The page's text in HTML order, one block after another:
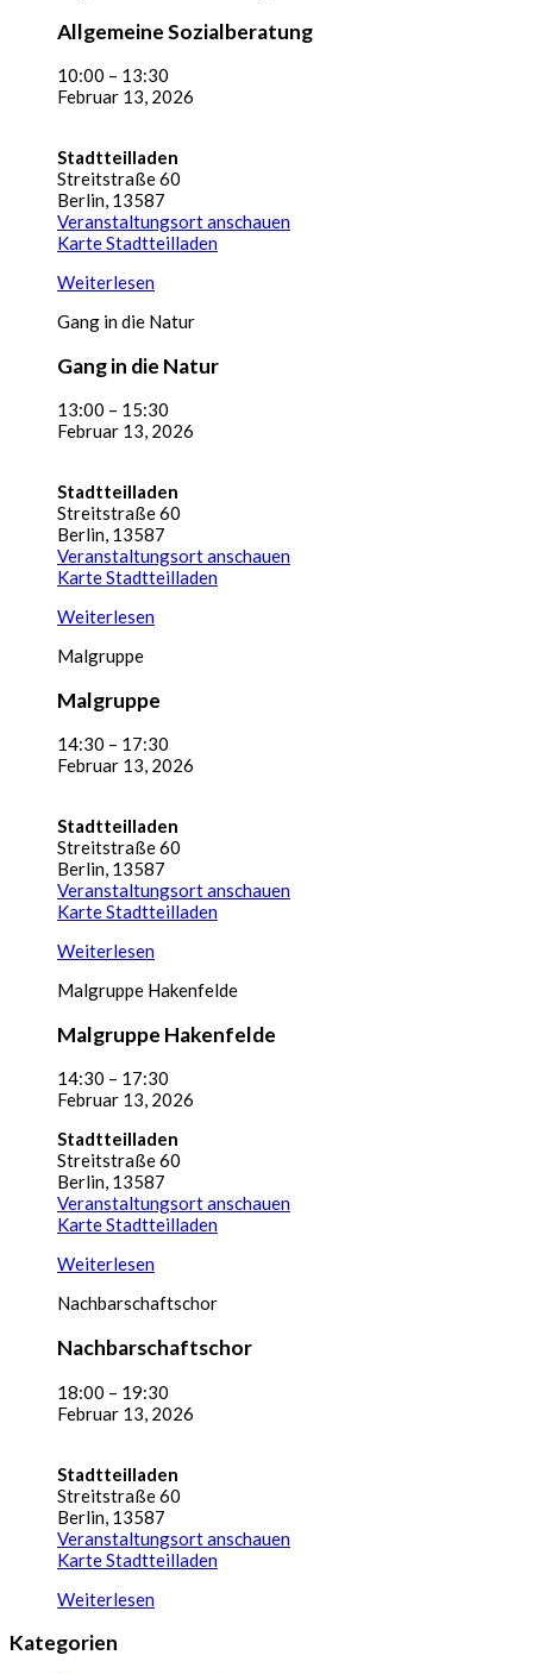
Allgemeine Sozialberatung
10:00 – 13:30
Februar 13, 2026
Stadtteilladen
Streitstraße 60
Berlin, 13587
Veranstaltungsort anschauen
KarteStadtteilladen
Weiterlesen
Gang in die Natur
Gang in die Natur
13:00 – 15:30
Februar 13, 2026
Stadtteilladen
Streitstraße 60
Berlin, 13587
Veranstaltungsort anschauen
KarteStadtteilladen
Weiterlesen
Malgruppe
Malgruppe
14:30 – 17:30
Februar 13, 2026
Stadtteilladen
Streitstraße 60
Berlin, 13587
Veranstaltungsort anschauen
KarteStadtteilladen
Weiterlesen
Malgruppe Hakenfelde
Malgruppe Hakenfelde
14:30 – 17:30
Februar 13, 2026
Stadtteilladen
Streitstraße 60
Berlin, 13587
Veranstaltungsort anschauen
KarteStadtteilladen
Weiterlesen
Nachbarschaftschor
Nachbarschaftschor
18:00 – 19:30
Februar 13, 2026
Stadtteilladen
Streitstraße 60
Berlin 13587
Veranstaltungsort anschauen
KarteStadtteilladen
Weiterlesen
Kategorien